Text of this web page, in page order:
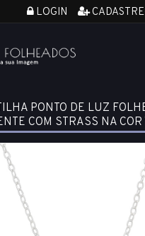
LOGIN
PONTO DE LUZ
COM STRASS NA